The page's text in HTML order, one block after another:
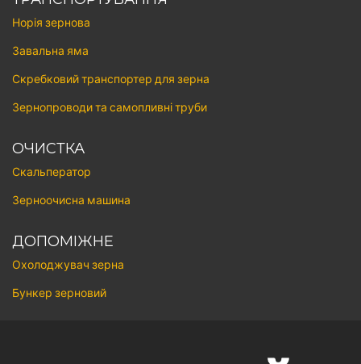
Норія зернова
Завальна яма
Скребковий транспортер для зерна
Зернопроводи та самопливні труби
ОЧИСТКА
Скальператор
Зерноочисна машина
ДОПОМІЖНЕ
Охолоджувач зерна
Бункер зерновий